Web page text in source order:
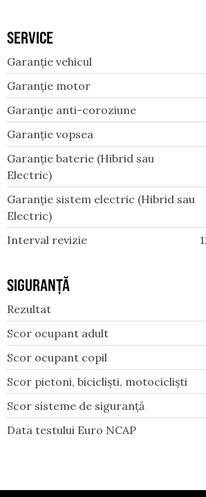
SERVICE
Garanție vehicul
Garanție motor
Garanție anti-coroziune
Garanție vopsea
Garanție baterie (Hibrid sau
Electric)
Garanție sistem electric (Hibrid sau
Electric)
Interval revizie
SIGURANȚĂ
Rezultat
Scor ocupant adult
Scor ocupant copil
Scor pietoni, bicicliști, motocicliști
Scor sisteme de siguranță
Data testului Euro NCAP